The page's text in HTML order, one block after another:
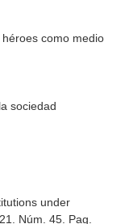
como medio
sociedad
under
Núm. 45. Pag.